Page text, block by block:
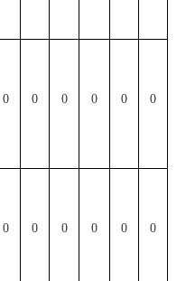
0 0 0 0 0 0
0 0 0 0 0 0